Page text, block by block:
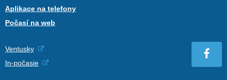
Aplikace na telefony
Počasí na web
Ventusky
In-počasie